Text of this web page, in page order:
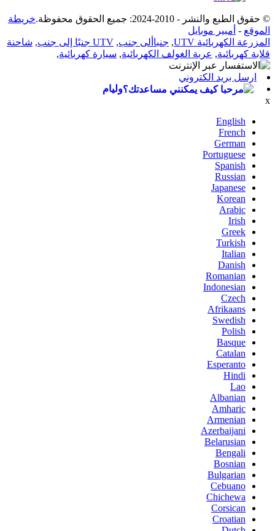
© حقوق الطبع والنشر - 2010-2024: جميع الحقوق محفوظة.
خريطة
الموقع - أمبير موبايل
المزرعة الكهربائية UTV
, جنباألى جنب, UTV جنبًا إلى جنب , شاحنة
قلابة كهربائية, عربة الغولف الكهربائية, سيارة كهربائية,
ارسل بريد الكتروني
وليام
x
English
French
German
Portuguese
Spanish
Russian
Japanese
Korean
Arabic
Irish
Greek
Turkish
Italian
Danish
Romanian
Indonesian
Czech
Afrikaans
Swedish
Polish
Basque
Catalan
Esperanto
Hindi
Lao
Albanian
Amharic
Armenian
Azerbaijani
Belarusian
Bengali
Bosnian
Bulgarian
Cebuano
Chichewa
Corsican
Croatian